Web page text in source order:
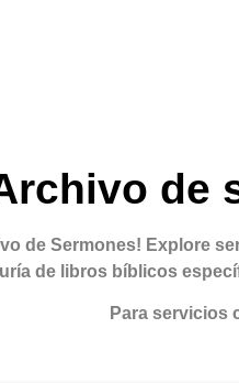
de
de Sermones! Explore
de libros bíblicos
Para servicios